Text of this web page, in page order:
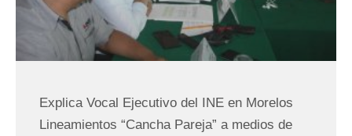
Explica Vocal Ejecutivo del INE en Morelos
Lineamientos “Cancha Pareja” a medios de